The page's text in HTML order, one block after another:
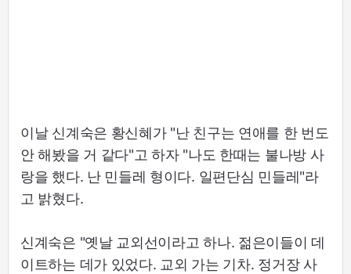
이날 신계숙은 황신혜가 "난 친구는 연애를 한 번도
안 해봤을 거 같다"고 하자 "나도 한때는 불나방 사
랑을 했다. 난 민들레 형이다. 일편단심 민들레"라
고 밝혔다.
신계숙은 "옛날 교외선이라고 하나. 젊은이들이 데
이트하는 데가 있었다. 교외 가는 기차. 정거장 사